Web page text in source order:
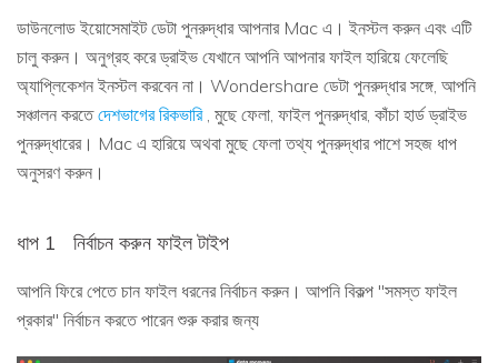
ডাউনলোড ইয়োসেমাইট ডেটা পুনরুদ্ধার আপনার Mac এ। ইনস্টল করুন এবং এটি
চালু করুন। অনুগ্রহ করে ড্রাইভ যেখানে আপনি আপনার ফাইল হারিয়ে ফেলেছি
অ্যাপ্লিকেশন ইনস্টল করবেন না। Wondershare ডেটা পুনরুদ্ধার সঙ্গে, আপনি
সঞ্চালন করতেদেশভাগের রিকভারি, মুছে ফেলা, ফাইল পুনরুদ্ধার, কাঁচা হার্ড ড্রাইভ
পুনরুদ্ধারের। Mac এ হারিয়ে অথবা মুছে ফেলা তথ্য পুনরুদ্ধার পাশে সহজ ধাপ
অনুসরণ করুন।
ধাপ 1 নির্বাচন করুন ফাইল টাইপ
আপনি ফিরে পেতে চান ফাইল ধরনের নির্বাচন করুন। আপনি বিকল্প "সমস্ত ফাইল
প্রকার" নির্বাচন করতে পারেন শুরু করার জন্য